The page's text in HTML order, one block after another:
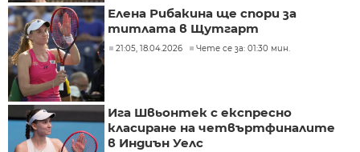
Елена Рибакина ще спори за
титлата в Щутгарт
21:05, 18.04.2026 Чете се за: 01:30 мин.
Ига Швьонтек с експресно
класиране на четвъртфиналите
в Индиън Уелс